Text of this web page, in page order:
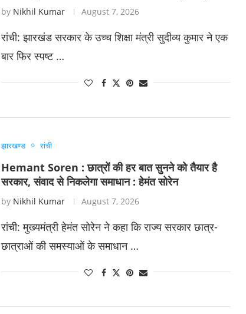
by Nikhil Kumar August 7, 2026
रांची: झारखंड सरकार के उच्च शिक्षा मंत्री सुदीव्य कुमार ने एक
बार फिर स्पष्ट …
झारखण्ड रांची
Hemant Soren : छात्रों की हर बात सुनने को तैयार है
सरकार, संवाद से निकलेगा समाधान : हेमंत सोरेन
by Nikhil Kumar August 7, 2026
रांची: मुख्यमंत्री हेमंत सोरेन ने कहा कि राज्य सरकार छात्र-
छात्राओं की समस्याओं के समाधान …